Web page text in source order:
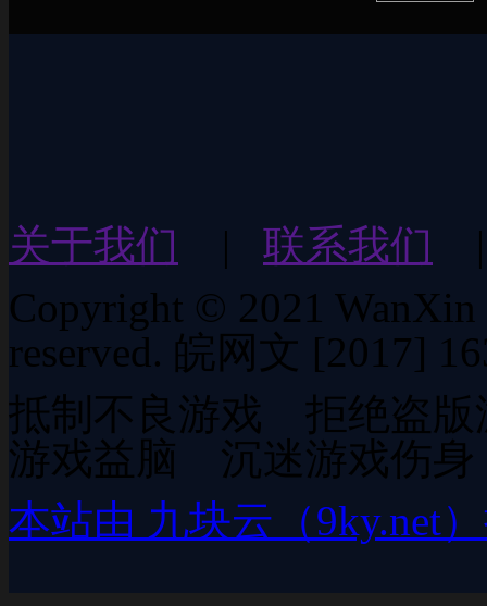
关于我们 | 联系我们
Copyright © 2021
reserved. 皖网文 [2017]
抵制不良游戏 拒绝盗
游戏益脑 沉迷游戏伤
本站由 九块云（9ky.net